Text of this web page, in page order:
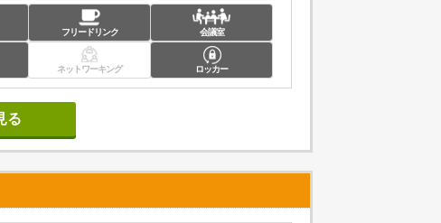
フリードリンク 会議室
ネットワーキング ロッカー
る